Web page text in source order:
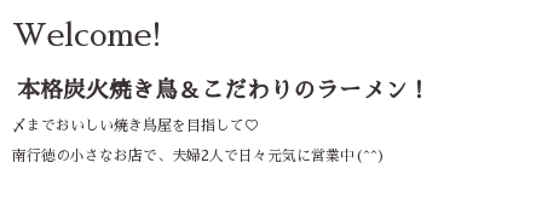
Welcome!
本格炭火焼き鳥＆こだわりのラーメン！
〆までおいしい焼き鳥屋を目指して♡
南行徳の小さなお店で、夫婦2人で日々元気に営業中(^^)